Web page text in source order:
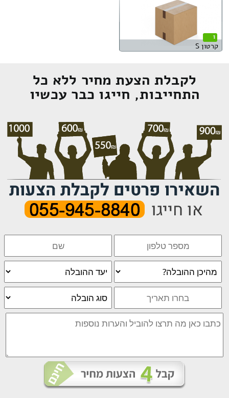
1
קרטון S
לקבלת הצעת מחיר ללא כל
התחייבות, חייגו כבר עכשיו